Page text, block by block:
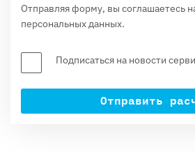
Отправляя форму, вы соглашаетесь
персональных данных.
Подписаться на новости
Отправить